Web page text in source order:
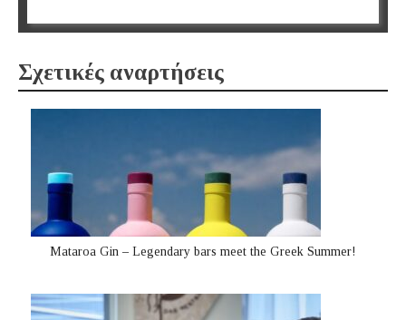
Σχετικές αναρτήσεις
Mataroa Gin – Legendary bars meet the Greek Summer!